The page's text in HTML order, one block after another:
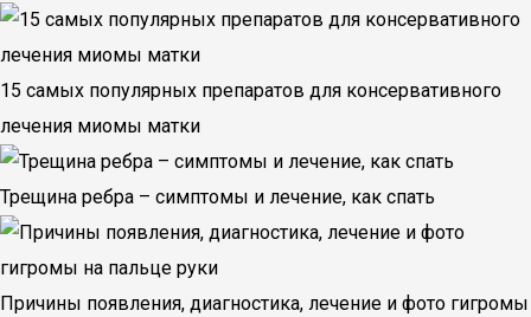
15 самых популярных препаратов для консервативного
лечения миомы матки
Трещина ребра – симптомы и лечение, как спать
Причины появления, диагностика, лечение и фото гигромы